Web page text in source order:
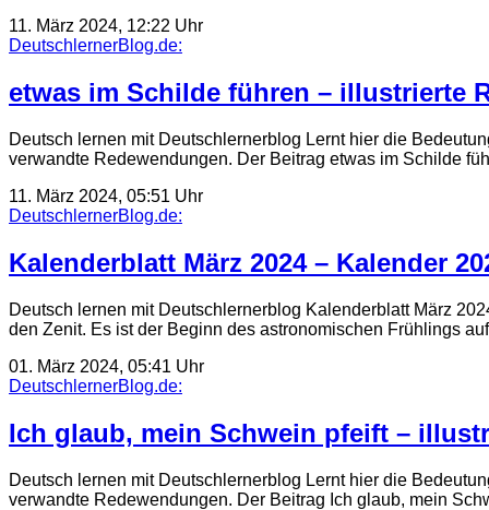
11. März 2024, 12:22 Uhr
DeutschlernerBlog.de:
etwas im Schilde führen – illustrierte
Deutsch lernen mit Deutschlernerblog Lernt hier die
verwandte Redewendungen. Der Beitrag etwas im Schilde
11. März 2024, 05:51 Uhr
DeutschlernerBlog.de:
Kalenderblatt März 2024 – Kalender
Deutsch lernen mit Deutschlernerblog Kalenderblatt März
den Zenit. Es ist der Beginn des astronomischen Frühlings
01. März 2024, 05:41 Uhr
DeutschlernerBlog.de:
Ich glaub, mein Schwein pfeift –
Deutsch lernen mit Deutschlernerblog Lernt hier die
verwandte Redewendungen. Der Beitrag Ich glaub, mein